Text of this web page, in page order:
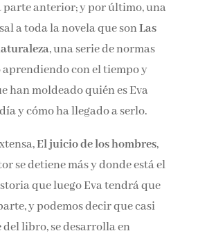
parte anterior; y por último, una
a toda la novela que sonLas
, una serie de normas
aprendiendo con el tiempo y
han moldeado quién es Eva
y cómo ha llegado a serlo.
El juicio de los hombres,
se detiene más y donde está el
que luego Eva tendrá que
y podemos decir que casi
libro, se desarrolla en